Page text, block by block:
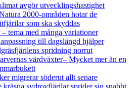
avgör utvecklingshastighet
2000-områden hotar de
som ska skyddas
tema med många variationer
till dagslängd hjälper
spridning norrut
värdväxter– Mycket mer än en
migrerar söderut allt senare
kräsna sydrovfjärilar sprider sig snabbt